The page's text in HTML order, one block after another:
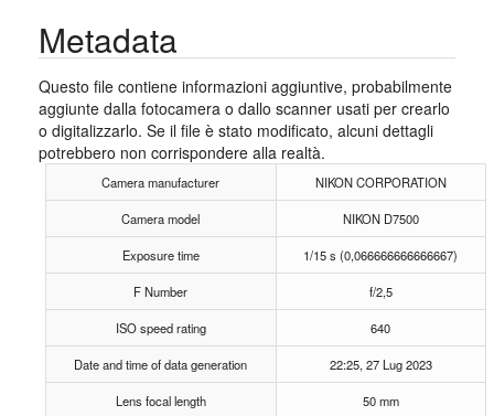
Metadata
Questo file contiene informazioni aggiuntive, probabilmente
aggiunte dalla fotocamera o dallo scanner usati per crearlo
o digitalizzarlo. Se il file è stato modificato, alcuni dettagli
potrebbero non corrispondere alla realtà.
Camera manufacturer NIKON CORPORATION
Camera model NIKON D7500
Exposure time 1/15 s (0,066666666666667)
F Number f/2,5
ISO speed rating 640
Date and time of data generation 22:25, 27 Lug 2023
Lens focal length 50 mm